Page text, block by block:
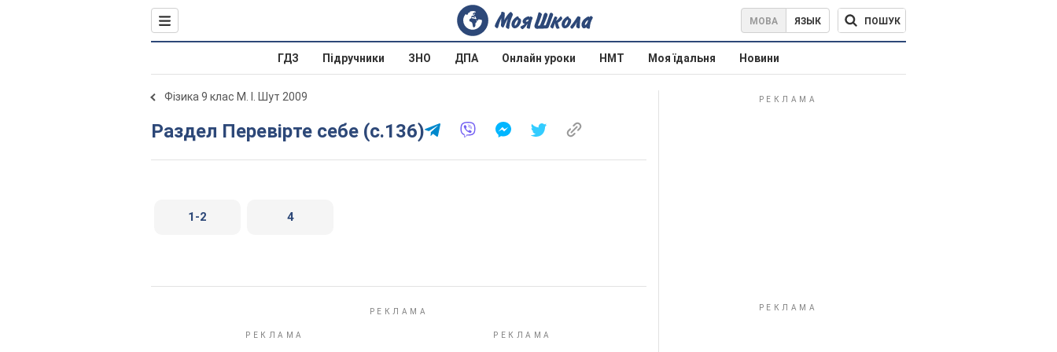
МОВА ЯЗЫК ПОШУК
ГДЗ Підручники ЗНО ДПА Онлайн уроки НМТ Моя їдальня Новини
Фізика 9 клас М. І. Шут 2009
Раздел Перевірте себе (с.136)
1-2 4